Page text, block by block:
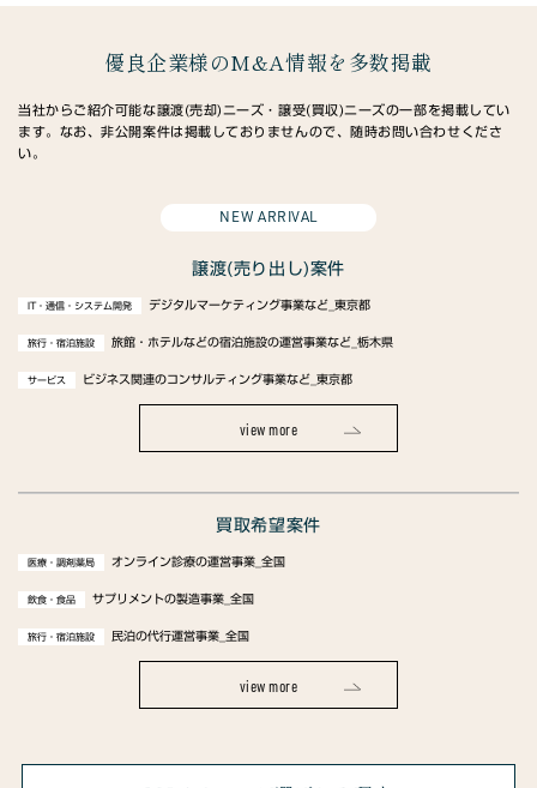
優良企業様のM&A情報を多数掲載
当社からご紹介可能な譲渡(売却)ニーズ・譲受(買収)ニーズの一部を掲載してい
ます。なお、非公開案件は掲載しておりませんので、随時お問い合わせくださ
い。
NEW ARRIVAL
譲渡(売り出し)案件
IT・通信・システム開発 デジタルマーケティング事業など_東京都
旅行・宿泊施設 旅館・ホテルなどの宿泊施設の運営事業など_栃木県
サービス ビジネス関連のコンサルティング事業など_東京都
view more
買取希望案件
医療・調剤薬局 オンライン診療の運営事業_全国
飲食・食品 サプリメントの製造事業_全国
旅行・宿泊施設 民泊の代行運営事業_全国
view more